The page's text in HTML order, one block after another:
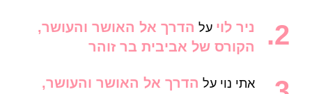
ניר לוי על הדרך אל האושר והעושר,
הקורס של אביבית בר זוהר
אתי נוי על הדרך אל האושר והעושר,